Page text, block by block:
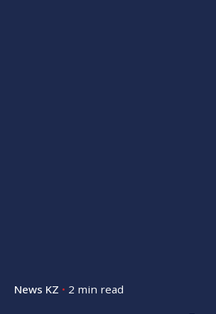
News KZ 2 min read